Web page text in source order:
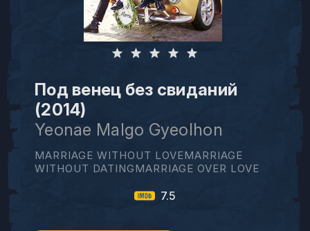
Под венец без свиданий
(2014)
Yeonae Malgo Gyeolhon
MARRIAGE WITHOUT LOVEMARRIAGE
WITHOUT DATINGMARRIAGE OVER LOVE
7.5